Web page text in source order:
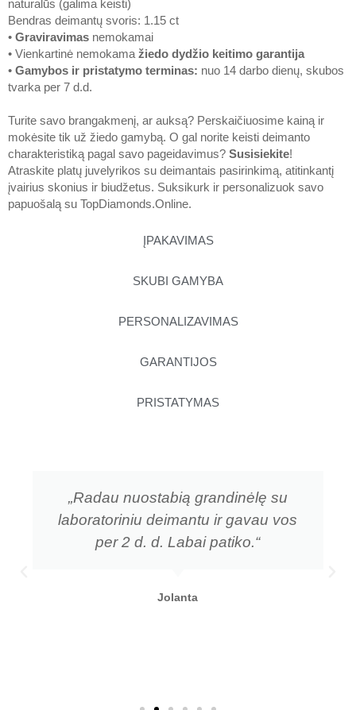
ĮPAKAVIMAS
SKUBI GAMYBA
PERSONALIZAVIMAS
GARANTIJOS
PRISTATYMAS
naturalūs (galima keisti)
Bendras deimantų svoris: 1.15 ct
• Graviravimas nemokamai
• Vienkartinė nemokama žiedo dydžio keitimo garantija
• Gamybos ir pristatymo terminas: nuo 14 darbo dienų, skubos
tvarka per 7 d.d.
Turite savo brangakmenį, ar auksą? Perskaičiuosime kainą ir
mokėsite tik už žiedo gamybą. O gal norite keisti deimanto
charakteristiką pagal savo pageidavimus? Susisiekite!
Atraskite platų juvelyrikos su deimantais pasirinkimą, atitinkantį
įvairius skonius ir biudžetus. Suksikurk ir personalizuok savo
papuošalą su TopDiamonds.Online.
„Radau nuostabią grandinėlę su
laboratoriniu deimantu ir gavau vos
per 2 d. d. Labai patiko.“
Jolanta